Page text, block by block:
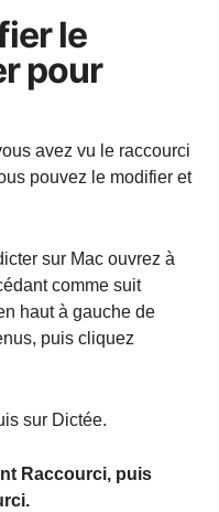
le
pour
avez vu le raccourci
pouvez le modifier et
sur Mac ouvrez à
comme suit
haut à gauche de
puis cliquez
sur Dictée.
Raccourci, puis